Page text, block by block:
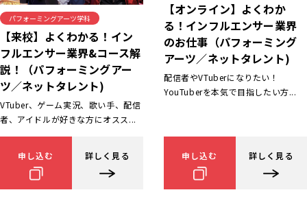
パフォーミングアーツ学科
【来校】よくわかる！イン
フルエンサー業界&コース解
説！（パフォーミングアー
ツ／ネットタレント)
VTuber、ゲーム実況、歌い手、配信
者、アイドルが好きな方にオスス...
申し込む 詳しく見る
【オンライン】よくわか
る！インフルエンサー業界
のお仕事（パフォーミング
アーツ／ネットタレント)
配信者やVTuberになりたい！
YouTuberを本気で目指したい方...
申し込む 詳しく見る